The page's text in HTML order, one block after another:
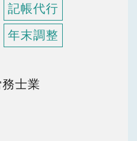
記帳代行
年末調整
士業